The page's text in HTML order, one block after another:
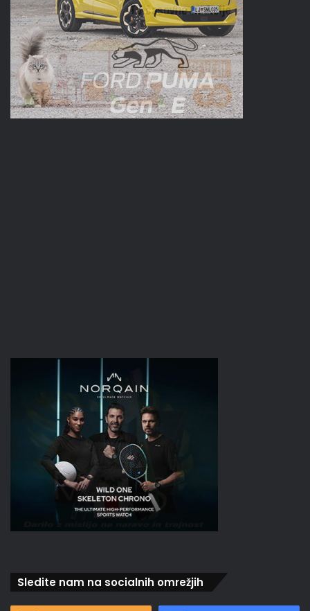
Sledite nam na socialnih omrežjih